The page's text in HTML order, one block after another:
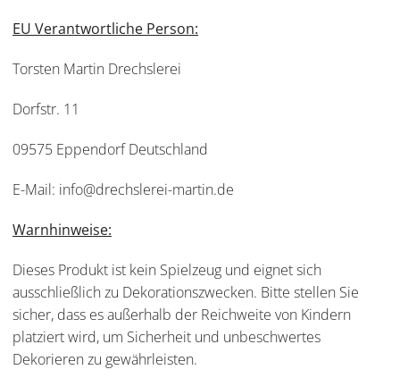
EU Verantwortliche Person:
Torsten Martin Drechslerei
Dorfstr. 11
09575 Eppendorf Deutschland
E-Mail: info@drechslerei-martin.de
Warnhinweise:
Dieses Produkt ist kein Spielzeug und eignet sich
ausschließlich zu Dekorationszwecken. Bitte stellen Sie
sicher, dass es außerhalb der Reichweite von Kindern
platziert wird, um Sicherheit und unbeschwertes
Dekorieren zu gewährleisten.